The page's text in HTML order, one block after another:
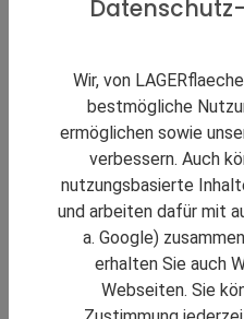
SerbienWir, von
bestmögliche
ermöglichen sowie
verbessern. Auch
nutzungsbasierte
und arbeiten dafür mit
a. Google)
erhalten Sie auch
Webseiten. Sie